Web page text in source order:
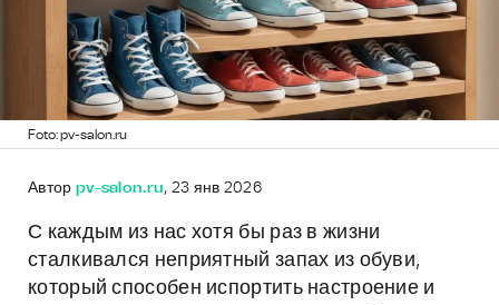
Foto: pv-salon.ru
Автор pv-salon.ru, 23 янв 2026
С каждым из нас хотя бы раз в жизни
сталкивался неприятный запах из обуви,
который способен испортить настроение и